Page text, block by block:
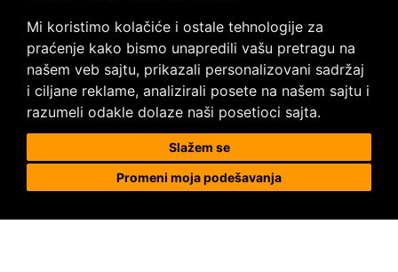
Mi koristimo kolačiće i ostale tehnologije za
praćenje kako bismo unapredili vašu pretragu na
našem veb sajtu, prikazali personalizovani sadržaj
i ciljane reklame, analizirali posete na našem sajtu i
razumeli odakle dolaze naši posetioci sajta.
Slažem se
Promeni moja podešavanja
Prodaja i ugradnja podnih obloga
Megapod d.o.o.